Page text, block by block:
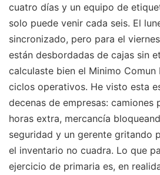
cuatro días y un equipo de
solo puede venir cada seis. El
sincronizado, pero para el
están desbordadas de cajas sin
calculaste bien el Minimo
ciclos operativos. He visto esta
decenas de empresas: camiones
horas extra, mercancía
seguridad y un gerente gritando
el inventario no cuadra. Lo que
ejercicio de primaria es, en